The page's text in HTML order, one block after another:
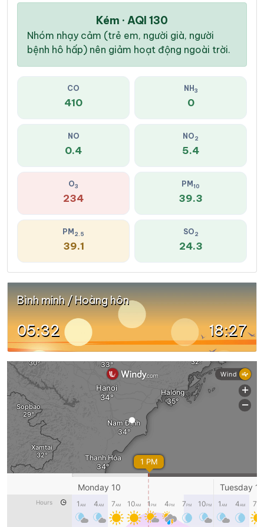
Kém · AQI 130
Nhóm nhạy cảm (trẻ em, người già, người
bệnh hô hấp) nên giảm hoạt động ngoài trời.
CO
410
NH 3
0
NO
0.4
NO2
5.4
O3
234
PM 10
39.3
PM 2.5
39.1
SO2
24.3
Bình minh / Hoàng hôn
05:32 18:27